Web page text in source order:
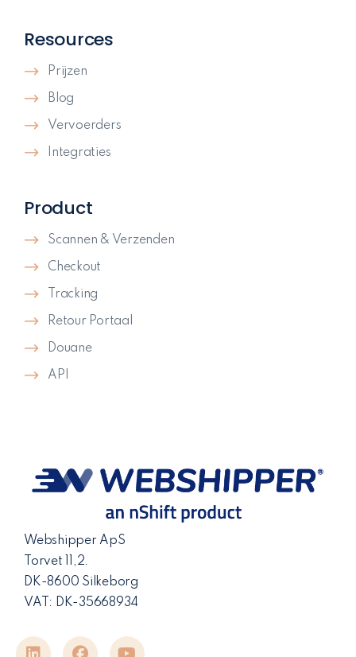
Webshipper ApS
Torvet 11,2.
DK-8600 Silkeborg
VAT: DK-35668934
Product
Scannen & Verzenden
Checkout
Tracking
Retour Portaal
Douane
API
Resources
Prijzen
Blog
Vervoerders
Integraties